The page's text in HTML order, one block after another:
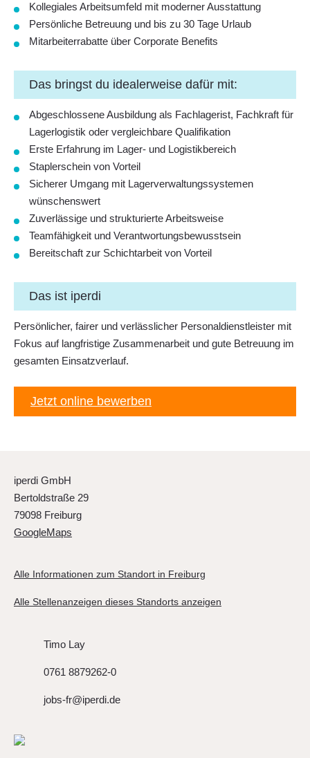
Kollegiales Arbeitsumfeld mit moderner Ausstattung
Persönliche Betreuung und bis zu 30 Tage Urlaub
Mitarbeiterrabatte über Corporate Benefits
Das bringst du idealerweise dafür mit:
Abgeschlossene Ausbildung als Fachlagerist, Fachkraft für
Lagerlogistik oder vergleichbare Qualifikation
Erste Erfahrung im Lager- und Logistikbereich
Staplerschein von Vorteil
Sicherer Umgang mit Lagerverwaltungssystemen
wünschenswert
Zuverlässige und strukturierte Arbeitsweise
Teamfähigkeit und Verantwortungsbewusstsein
Bereitschaft zur Schichtarbeit von Vorteil
Das ist iperdi
Persönlicher, fairer und verlässlicher Personaldienstleister mit
Fokus auf langfristige Zusammenarbeit und gute Betreuung im
gesamten Einsatzverlauf.
Jetzt online bewerben
iperdi GmbH
Bertoldstraße 29
79098 Freiburg
GoogleMaps
Alle Informationen zum Standort in Freiburg
Alle Stellenanzeigen dieses Standorts anzeigen
Timo Lay
0761 8879262-0
jobs-fr@iperdi.de